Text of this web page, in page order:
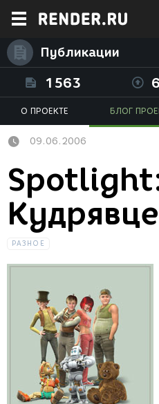
Публикации
1563
О ПРОЕКТЕ БЛОГ
09.06.2006
РАЗНОЕ